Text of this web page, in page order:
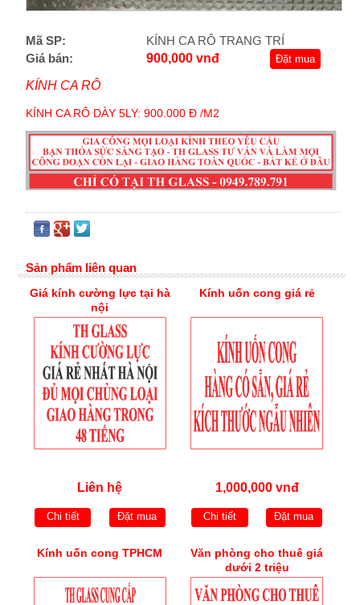
Mã SP:
KÍNH CA RÔ TRANG TRÍ
Giá bán:
900,000 vnđ Đặt mua
KÍNH CA RÔ
KÍNH CA RÔ DÀY 5LY: 900.000 Đ /M2
Sản phẩm liên quan
Giá kính cường lực tại hà
nội
Liên hệ
Chi tiết Đặt mua
Kính uốn cong giá rẻ
1,000,000 vnđ
Chi tiết Đặt mua
Kính uốn cong TPHCM
Văn phòng cho thuê giá
dưới 2 triệu